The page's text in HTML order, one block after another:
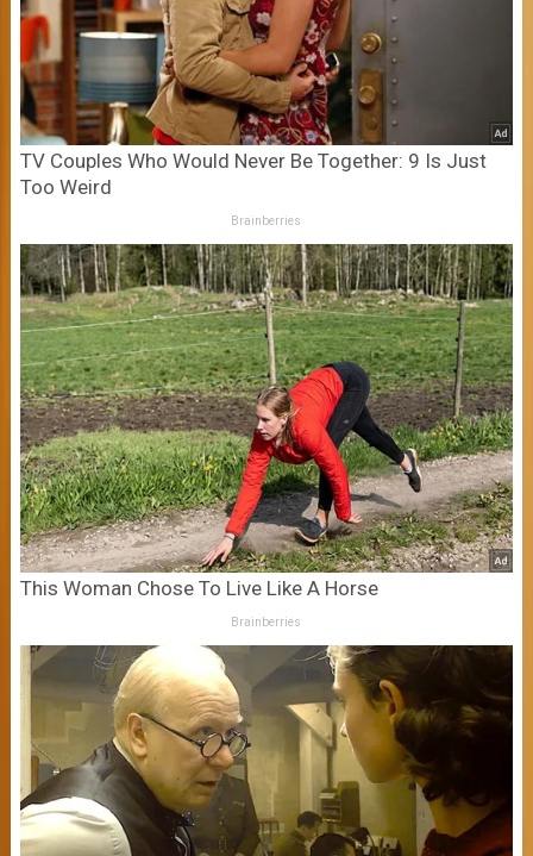
TV Couples Who Would Never Be Together: 9 Is Just
Too Weird
Brainberries
This Woman Chose To Live Like A Horse
Brainberries